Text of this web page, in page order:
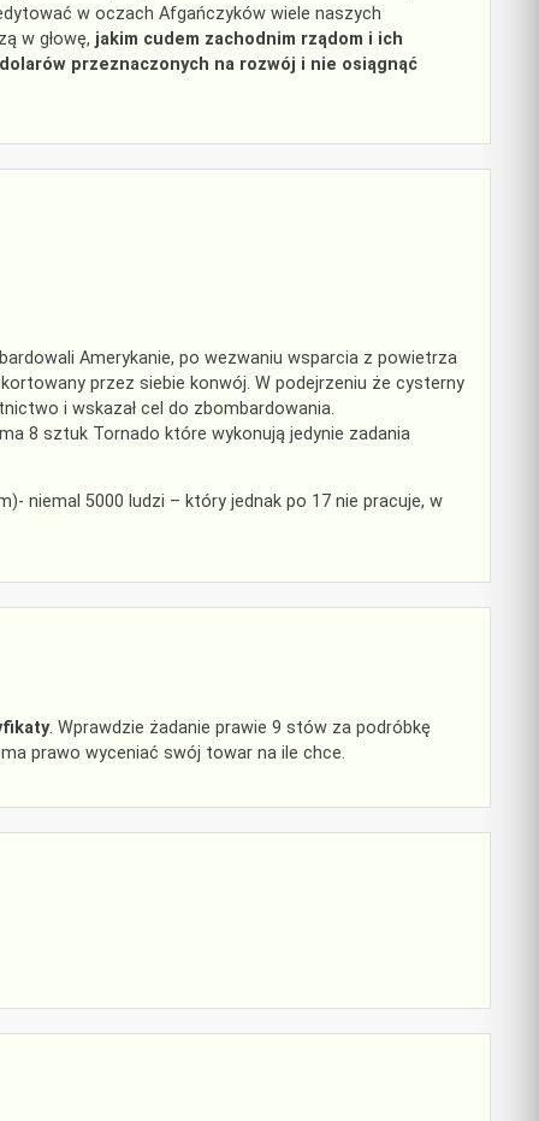
w oczach Afgańczyków wiele naszych
w głowę, jakim cudem zachodnim rządom i ich
przeznaczonych na rozwój i nie osiągnąć
Amerykanie, po wezwaniu wsparcia z powietrza
przez siebie konwój. W podejrzeniu że cysterny
i wskazał cel do zbombardowania.
8 sztuk Tornado które wykonują jedynie zadania
niemal 5000 ludzi – który jednak po 17 nie pracuje, w
. Wprawdzie żadanie prawie 9 stów za podróbkę
prawo wyceniać swój towar na ile chce.